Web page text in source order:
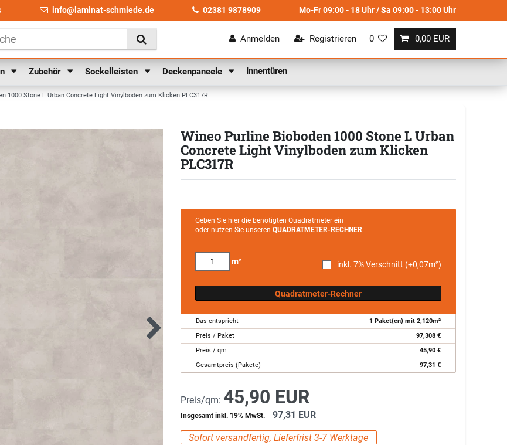
info@laminat-schmiede.de 02381 9878909 Mo-Fr 09:00 - 18 Uhr / Sa 09:00 - 13:00 Uhr
Anmelden Registrieren 0 0,00 EUR
Zubehör Sockelleisten Deckenpaneele Innentüren
1000 Stone L Urban Concrete Light Vinylboden zum Klicken PLC317R
Wineo Purline Bioboden 1000 Stone L Urban
Concrete Light Vinylboden zum Klicken
PLC317R
Geben Sie hier die benötigten Quadratmeter ein
oder nutzen Sie unseren QUADRATMETER-RECHNER
m² inkl. 7% Verschnitt (+0,07m²)
Quadratmeter-Rechner
Das entspricht 1 Paket(en) mit 2,120m²
Preis / Paket
97,308 €
Preis / qm
45,90 €
Gesamtpreis (Pakete)
97,31 €
Preis/qm: 45,90 EUR
Insgesamt inkl. 19% MwSt. 97,31 EUR
Sofort versandfertig, Lieferfrist 3-7 Werktage